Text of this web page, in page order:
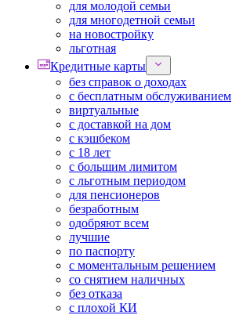
для молодой семьи
для многодетной семьи
на новостройку
льготная
Кредитные карты
без справок о доходах
с бесплатным обслуживанием
виртуальные
с доставкой на дом
с кэшбеком
с 18 лет
с большим лимитом
с льготным периодом
для пенсионеров
безработным
одобряют всем
лучшие
по паспорту
с моментальным решением
со снятием наличных
без отказа
с плохой КИ